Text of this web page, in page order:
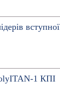
вступної
1 КПІ